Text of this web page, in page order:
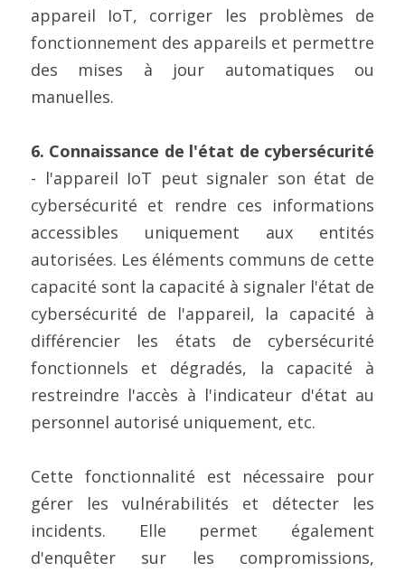
appareil IoT, corriger les problèmes de
fonctionnement des appareils et permettre
des mises à jour automatiques ou
manuelles.
6. Connaissance de l'état de cybersécurité
- l'appareil IoT peut signaler son état de
cybersécurité et rendre ces informations
accessibles uniquement aux entités
autorisées. Les éléments communs de cette
capacité sont la capacité à signaler l'état de
cybersécurité de l'appareil, la capacité à
différencier les états de cybersécurité
fonctionnels et dégradés, la capacité à
restreindre l'accès à l'indicateur d'état au
personnel autorisé uniquement, etc.
Cette fonctionnalité est nécessaire pour
gérer les vulnérabilités et détecter les
incidents. Elle permet également
d'enquêter sur les compromissions,